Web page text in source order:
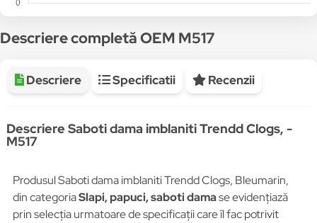
Descriere completă OEM M517
Descriere Specificatii Recenzii
Descriere Saboti dama imblaniti Trendd Clogs, -
M517
Produsul Saboti dama imblaniti Trendd Clogs, Bleumarin,
din categoriaSlapi, papuci, saboti damase evidențiază
prin selecția urmatoare de specificații care îl fac potrivit